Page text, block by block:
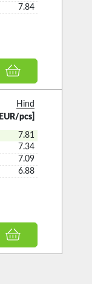
7.84
Hind
[EUR/pcs]
7.81
7.34
7.09
6.88